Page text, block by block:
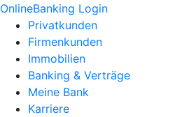
OnlineBanking Login
Privatkunden
Firmenkunden
Immobilien
Banking & Verträge
Meine Bank
Karriere